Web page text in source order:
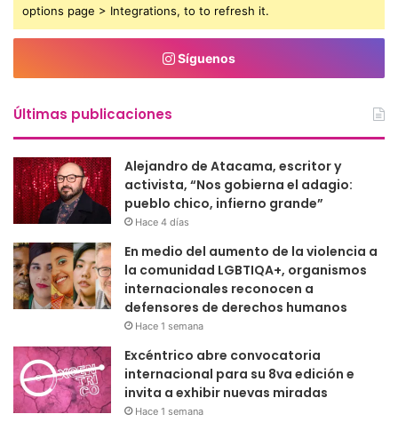
options page > Integrations, to to refresh it.
Síguenos
Últimas publicaciones
Alejandro de Atacama, escritor y
activista, “Nos gobierna el adagio:
pueblo chico, infierno grande”
Hace 4 días
En medio del aumento de la violencia a
la comunidad LGBTIQA+, organismos
internacionales reconocen a
defensores de derechos humanos
Hace 1 semana
Excéntrico abre convocatoria
internacional para su 8va edición e
invita a exhibir nuevas miradas
Hace 1 semana